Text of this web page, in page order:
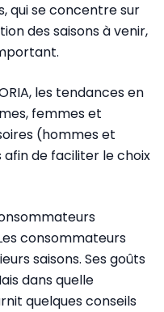
qui se concentre sur
des saisons à venir,
les tendances en
femmes et
(hommes et
de faciliter le choix
consommateurs
saisons. Ses goûts
dans quelle
quelques conseils